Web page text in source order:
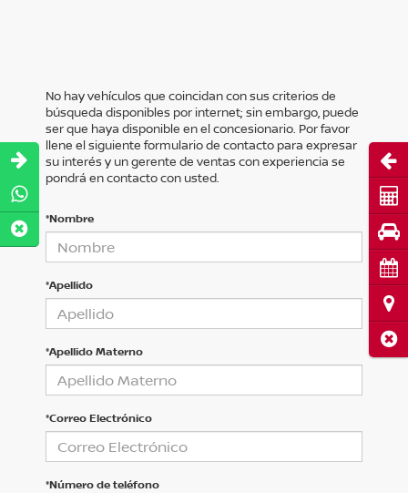
No hay vehículos que coincidan con sus criterios de
búsqueda disponibles por internet; sin embargo, puede
ser que haya disponible en el concesionario. Por favor
llene el siguiente formulario de contacto para expresar
su interés y un gerente de ventas con experiencia se
pondrá en contacto con usted.
*Nombre
*Apellido
*Apellido Materno
*Correo Electrónico
*Número de teléfono